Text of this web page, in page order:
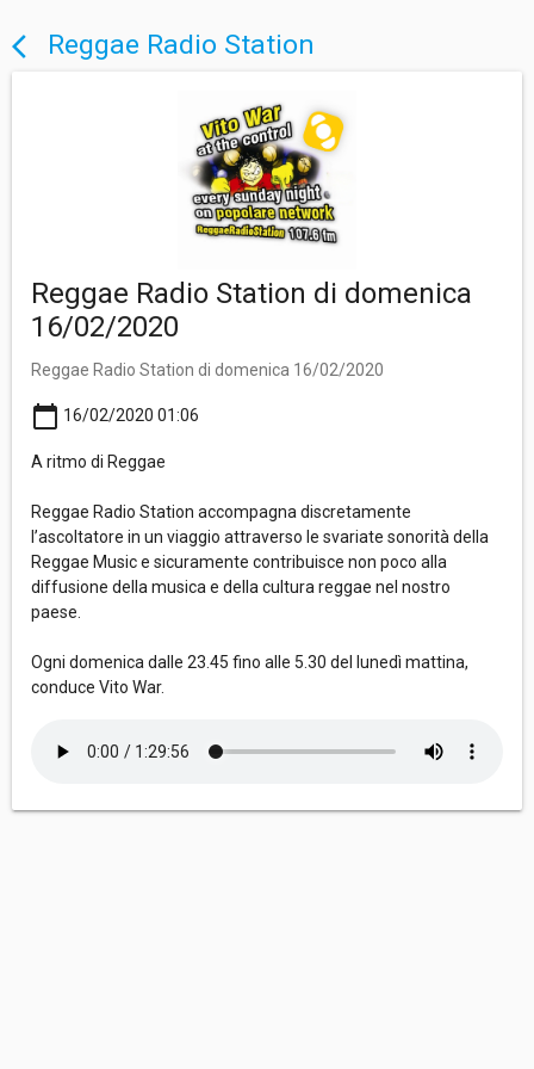
arrow_back_ios Reggae Radio Station
Reggae Radio Station di domenica
16/02/2020
Reggae Radio Station di domenica 16/02/2020
calendar_today 16/02/2020 01:06
A ritmo di Reggae
Reggae Radio Station accompagna discretamente
l’ascoltatore in un viaggio attraverso le svariate sonorità della
Reggae Music e sicuramente contribuisce non poco alla
diffusione della musica e della cultura reggae nel nostro
paese.
Ogni domenica dalle 23.45 fino alle 5.30 del lunedì mattina,
conduce Vito War.